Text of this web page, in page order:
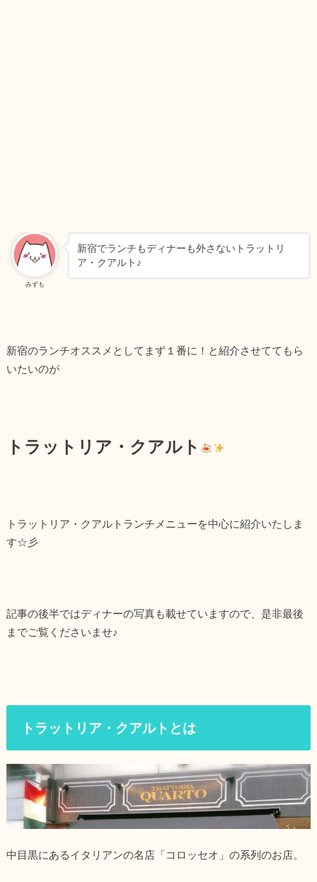
みずも
新宿でランチもディナーも外さないトラットリ
ア・クアルト♪
新宿のランチオススメとしてまず１番に！と紹介させててもら
いたいのが
トラットリア・クアルト
トラットリア・クアルトランチメニューを中心に紹介いたしま
す☆彡
記事の後半ではディナーの写真も載せていますので、是非最後
までご覧くださいませ♪
トラットリア・クアルトとは
中目黒にあるイタリアンの名店「コロッセオ」の系列のお店。